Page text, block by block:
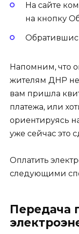
На сайте
на кнопку
Напомним, что
жителям ДНР
вам пришла
платежа, или
ориентируясь
уже сейчас это
Оплатить
следующими
Передача